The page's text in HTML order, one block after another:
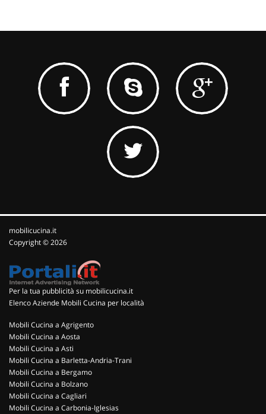
mobilicucina.it
Copyright © 2026
Per la tua pubblicità su mobilicucina.it
Elenco Aziende Mobili Cucina per località
Mobili Cucina a Agrigento
Mobili Cucina a Aosta
Mobili Cucina a Asti
Mobili Cucina a Barletta-Andria-Trani
Mobili Cucina a Bergamo
Mobili Cucina a Bolzano
Mobili Cucina a Cagliari
Mobili Cucina a Carbonia-Iglesias